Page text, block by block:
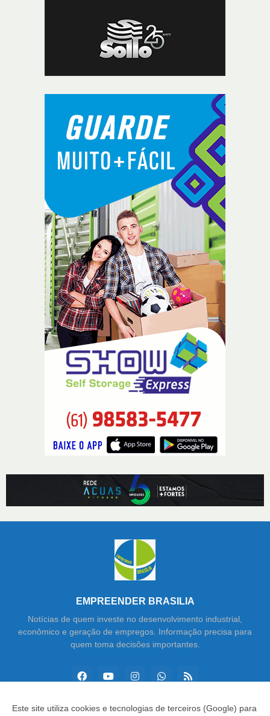
EMPREENDER BRASILIA
Notícias de quem investe no desenvolvimento industrial,
econômico e geração de empregos. Informação precisa para
quem toma decisões importantes.
Este site utiliza cookies e tecnologias de terceiros (Google) para